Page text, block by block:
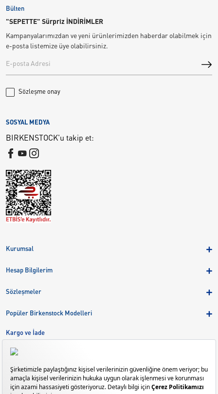
Bülten
"SEPETTE" Sürpriz İNDİRİMLER
Kampanyalarımızdan ve yeni ürünlerimizden haberdar olabilmek için
e-posta listemize üye olabilirsiniz.
Sözleşme onay
Kurumsal
Birkenstock Group
Kariyer
Hesap Bilgilerim
Sipariş Takibi
Sözleşmeler
Kargo ve İade
Çerez Tercihlerini Yönetin
Popüler Birkenstock Modelleri
Gizeh
Mayari
Madrid
Kargo ve İade
Bize Ulaşın
SOSYAL MEDYA
BIRKENSTOCK'u takip et: